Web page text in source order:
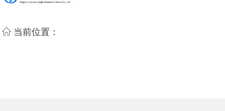
当前位置：